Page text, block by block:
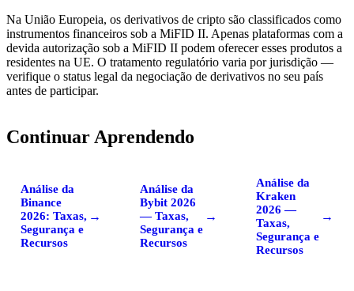
Na União Europeia, os derivativos de cripto são classificados como
instrumentos financeiros sob a MiFID II. Apenas plataformas com a
devida autorização sob a MiFID II podem oferecer esses produtos a
residentes na UE. O tratamento regulatório varia por jurisdição —
verifique o status legal da negociação de derivativos no seu país
antes de participar.
Continuar Aprendendo
Análise da
Binance
2026: Taxas,
Segurança e
Recursos
→
Análise da
Bybit 2026
— Taxas,
Segurança e
Recursos
→
Análise da
Kraken
2026 —
Taxas,
Segurança e
Recursos
→